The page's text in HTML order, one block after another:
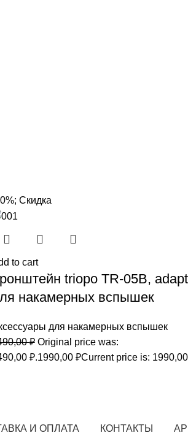
Скидка
to cart
triopo TR-05B,
накамерных вспышек
для накамерных вспышек
₽ Original price was:
₽.1990,00 ₽Current price is:
И ОПЛАТА КОНТАКТЫ